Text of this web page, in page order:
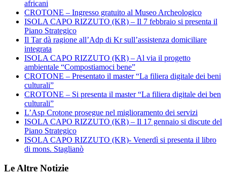
africani
CROTONE – Ingresso gratuito al Museo Archeologico
ISOLA CAPO RIZZUTO (KR) – Il 7 febbraio si presenta il
Piano Strategico
Il Tar dà ragione all’Adp di Kr sull’assistenza domiciliare
integrata
ISOLA CAPO RIZZUTO (KR) – Al via il progetto
ambientale “Compostiamoci bene”
CROTONE – Presentato il master “La filiera digitale dei beni
culturali”
CROTONE – Si presenta il master “La filiera digitale dei ben
culturali”
L’Asp Crotone prosegue nel miglioramento dei servizi
ISOLA CAPO RIZZUTO (KR) – Il 17 gennaio si discute del
Piano Strategico
ISOLA CAPO RIZZUTO (KR)- Venerdì si presenta il libro
di mons. Staglianò
Le Altre Notizie